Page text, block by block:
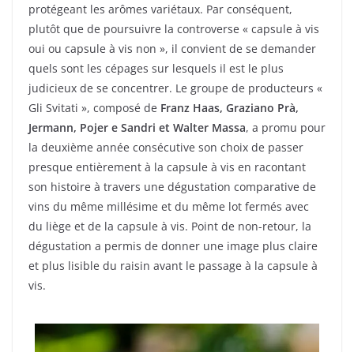
protégeant les arômes variétaux. Par conséquent,
plutôt que de poursuivre la controverse « capsule à vis
oui ou capsule à vis non », il convient de se demander
quels sont les cépages sur lesquels il est le plus
judicieux de se concentrer. Le groupe de producteurs «
Gli Svitati », composé de Franz Haas, Graziano Prà,
Jermann, Pojer e Sandri et Walter Massa, a promu pour
la deuxième année consécutive son choix de passer
presque entièrement à la capsule à vis en racontant
son histoire à travers une dégustation comparative de
vins du même millésime et du même lot fermés avec
du liège et de la capsule à vis. Point de non-retour, la
dégustation a permis de donner une image plus claire
et plus lisible du raisin avant le passage à la capsule à
vis.